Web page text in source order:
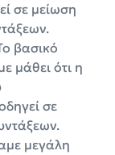
σε μείωση
βασικό
μάθει ότι η
σε
μεγάλη